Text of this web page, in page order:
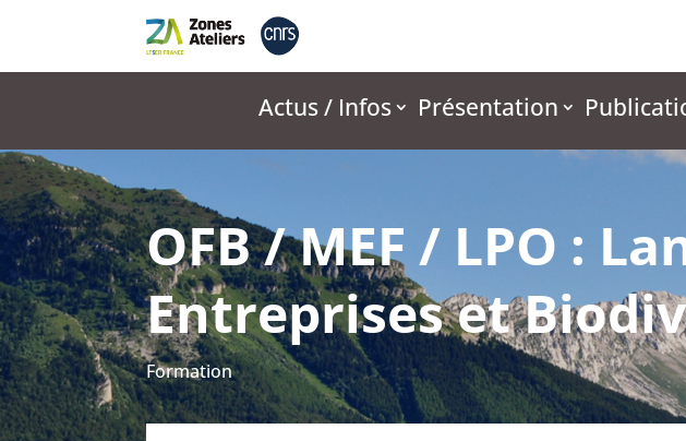
Actus / Infos Présentation
OFB / MEF / LPO :
Entreprises et
Formation